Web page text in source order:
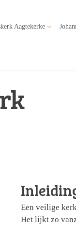
Aagtekerke
Een veilige
Het lijkt zo